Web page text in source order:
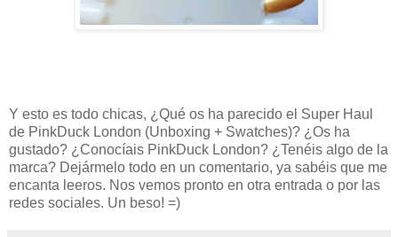
Y esto es todo chicas, ¿Qué os ha parecido el Super Haul
de PinkDuck London (Unboxing + Swatches)? ¿Os ha
gustado? ¿Conocíais PinkDuck London? ¿Tenéis algo de la
marca? Dejármelo todo en un comentario, ya sabéis que me
encanta leeros. Nos vemos pronto en otra entrada o por las
redes sociales. Un beso! =)